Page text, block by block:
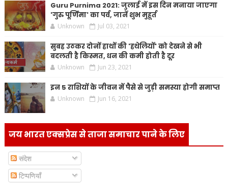
Guru Purnima 2021: जुलाई में इस दिन मनाया जाएगा
'गुरु पूर्णिमा' का पर्व, जानें शुभ मुहूर्त
Unknown Jul 03, 2021
सुबह उठकर दोनों हाथों की 'हथेलियों' को देखने से भी
बदलती है किस्मत, धन की कमी होती है दूर
Unknown Jun 23, 2021
इन 5 राशियों के जीवन में पैसे से जुड़ी समस्या होगी समाप्त
Unknown Jun 16, 2021
जय भारत एक्सप्रेस से ताजा समाचार पाने के लिए
संदेश
टिप्पणियाँ